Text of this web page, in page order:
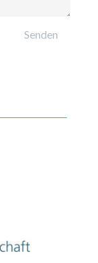
Senden